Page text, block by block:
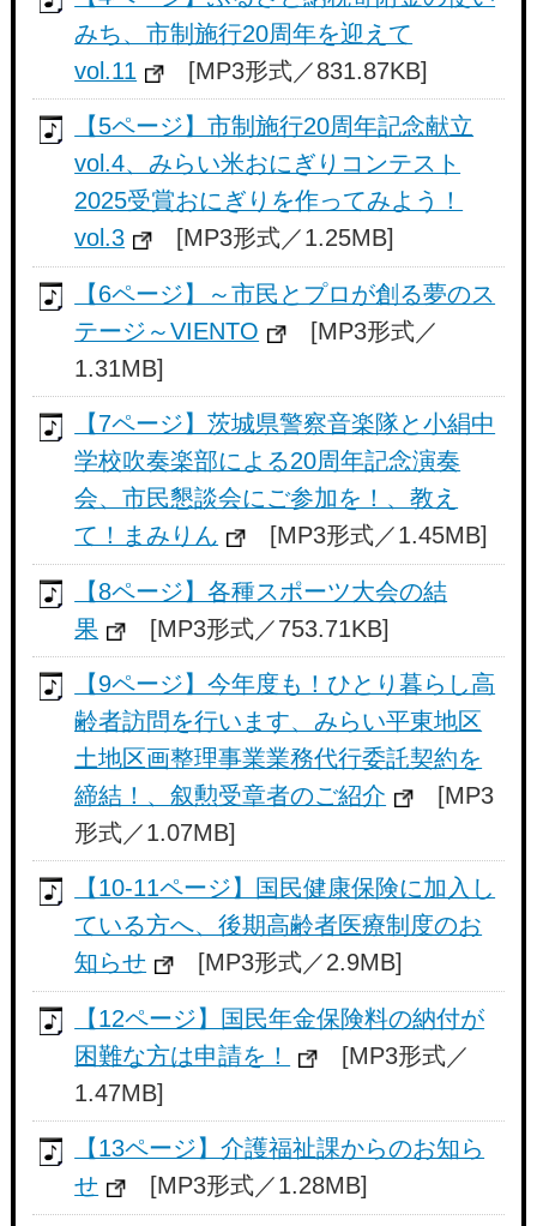
みち、市制施行20周年を迎えて
vol.11
[MP3形式／831.87KB]
【5ページ】市制施行20周年記念献立
vol.4、みらい米おにぎりコンテスト
2025受賞おにぎりを作ってみよう！
vol.3
[MP3形式／1.25MB]
【6ページ】～市民とプロが創る夢のス
テージ～VIENTO
[MP3形式／
1.31MB]
【7ページ】茨城県警察音楽隊と小絹中
学校吹奏楽部による20周年記念演奏
会、市民懇談会にご参加を！、教え
て！まみりん
[MP3形式／1.45MB]
【8ページ】各種スポーツ大会の結
果
[MP3形式／753.71KB]
【9ページ】今年度も！ひとり暮らし高
齢者訪問を行います、みらい平東地区
土地区画整理事業業務代行委託契約を
締結！、叙勲受章者のご紹介
[MP3
形式／1.07MB]
【10-11ページ】国民健康保険に加入し
ている方へ、後期高齢者医療制度のお
知らせ
[MP3形式／2.9MB]
【12ページ】国民年金保険料の納付が
困難な方は申請を！
[MP3形式／
1.47MB]
【13ページ】介護福祉課からのお知ら
せ
[MP3形式／1.28MB]